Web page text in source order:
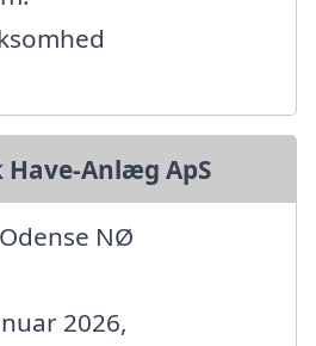
Anlæg ApS
NØ
2026,